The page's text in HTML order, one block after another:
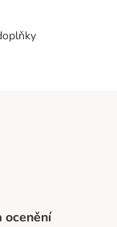
ocenění